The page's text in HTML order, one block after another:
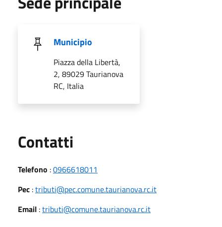
Municipio
Piazza della Libertà,
2, 89029 Taurianova
RC, Italia
Contatti
Telefono :0966618011
Pec :tributi@pec.comune.taurianova.rc.it
Email :tributi@comune.taurianova.rc.it